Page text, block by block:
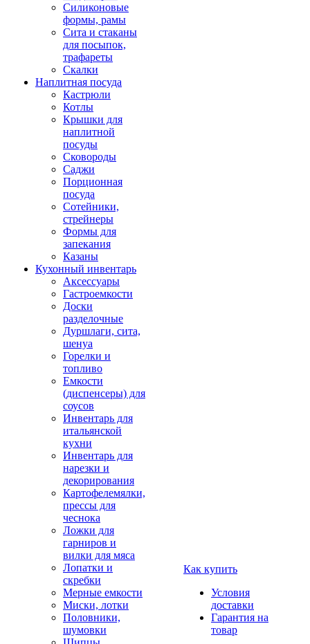
Силиконовые
формы, рамы
Сита и стаканы
для посыпок,
трафареты
Скалки
Наплитная посуда
Кастрюли
Котлы
Крышки для
наплитной
посуды
Сковороды
Саджи
Порционная
посуда
Сотейники,
стрейнеры
Формы для
запекания
Казаны
Кухонный инвентарь
Аксессуары
Гастроемкости
Доски
разделочные
Дуршлаги, сита,
шенуа
Горелки и
топливо
Емкости
(диспенсеры) для
соусов
Инвентарь для
итальянской
кухни
Инвентарь для
нарезки и
декорирования
Картофелемялки,
прессы для
чеснока
Ложки для
гарниров и
вилки для мяса
Лопатки и
скребки
Мерные емкости
Миски, лотки
Половники,
шумовки
Как купить
Условия
доставки
Гарантия на
товар